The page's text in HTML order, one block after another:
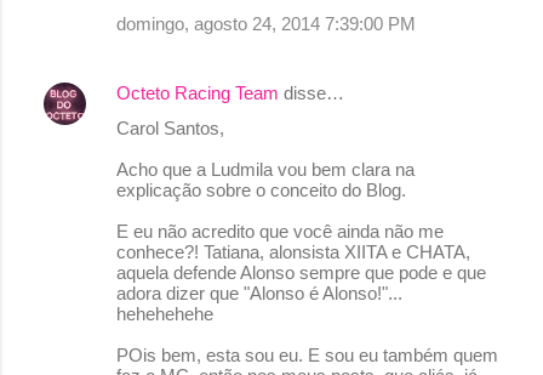
domingo, agosto 24, 2014 7:39:00 PM
Octeto Racing Team disse…
Carol Santos,
Acho que a Ludmila vou bem clara na
explicação sobre o conceito do Blog.
E eu não acredito que você ainda não me
conhece?! Tatiana, alonsista XIITA e CHATA,
aquela defende Alonso sempre que pode e que
adora dizer que "Alonso é Alonso!"...
hehehehehe
POis bem, esta sou eu. E sou eu também quem